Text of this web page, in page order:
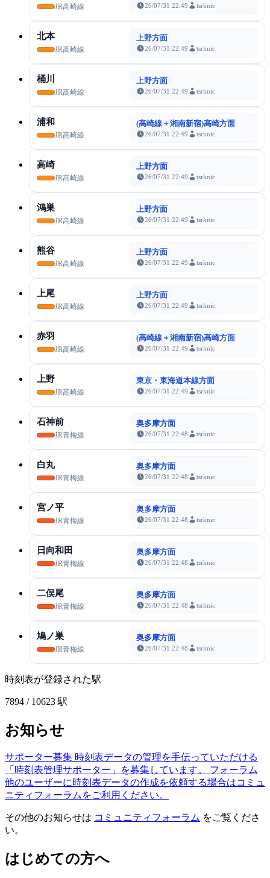
JR高崎線 26/07/31 22:49 tsrknic
北本
JR高崎線
上野方面
26/07/31 22:49 tsrknic
桶川
JR高崎線
上野方面
26/07/31 22:49 tsrknic
浦和
JR高崎線
(高崎線＋湘南新宿)高崎方面
26/07/31 22:49 tsrknic
高崎
JR高崎線
上野方面
26/07/31 22:49 tsrknic
鴻巣
JR高崎線
上野方面
26/07/31 22:49 tsrknic
熊谷
JR高崎線
上野方面
26/07/31 22:49 tsrknic
上尾
JR高崎線
上野方面
26/07/31 22:49 tsrknic
赤羽
JR高崎線
(高崎線＋湘南新宿)高崎方面
26/07/31 22:49 tsrknic
上野
JR高崎線
東京・東海道本線方面
26/07/31 22:49 tsrknic
石神前
JR青梅線
奥多摩方面
26/07/31 22:48 tsrknic
白丸
JR青梅線
奥多摩方面
26/07/31 22:48 tsrknic
宮ノ平
JR青梅線
奥多摩方面
26/07/31 22:48 tsrknic
日向和田
JR青梅線
奥多摩方面
26/07/31 22:48 tsrknic
二俣尾
JR青梅線
奥多摩方面
26/07/31 22:48 tsrknic
鳩ノ巣
JR青梅線
奥多摩方面
26/07/31 22:48 tsrknic
時刻表が登録された駅
7894 / 10623 駅
お知らせ
サポーター募集 時刻表データの管理を手伝っていただける
「時刻表管理サポーター」を募集しています。
フォーラム
他のユーザーに時刻表データの作成を依頼する場合はコミュ
ニティフォーラムをご利用ください。
その他のお知らせは コミュニティフォーラム をご覧くださ
い。
はじめての方へ